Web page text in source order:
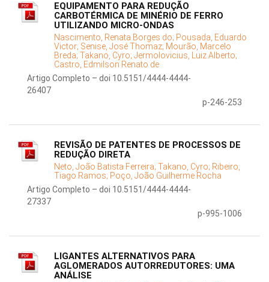
EQUIPAMENTO PARA REDUÇÃO
CARBOTÉRMICA DE MINÉRIO DE FERRO
UTILIZANDO MICRO-ONDAS
Nascimento, Renata Borges do; Pousada, Eduardo
Victor; Senise, José Thomaz; Mourão, Marcelo
Breda; Takano, Cyro; Jermolovicius, Luiz Alberto;
Castro, Edmilson Renato de
Artigo Completo – doi 10.5151/4444-4444-
26407
p-246-253
REVISÃO DE PATENTES DE PROCESSOS DE
REDUÇÃO DIRETA
Neto, João Batista Ferreira; Takano, Cyro; Ribeiro,
Tiago Ramos; Poço, João Guilherme Rocha
Artigo Completo – doi 10.5151/4444-4444-
27337
p-995-1006
LIGANTES ALTERNATIVOS PARA
AGLOMERADOS AUTORREDUTORES: UMA
ANÁLISE